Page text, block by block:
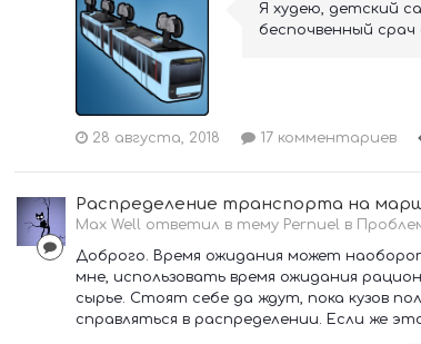
Я худею, детский
беспочвенный
28 августа, 2018 17 комментариев
Распределение транспорта на
Max Well ответил в тему Pernuel в
Доброго. Время ожидания может
мне, использовать время ожидания
сырье. Стоят себе да ждут, пока кузов
справляться в распределении. Если же